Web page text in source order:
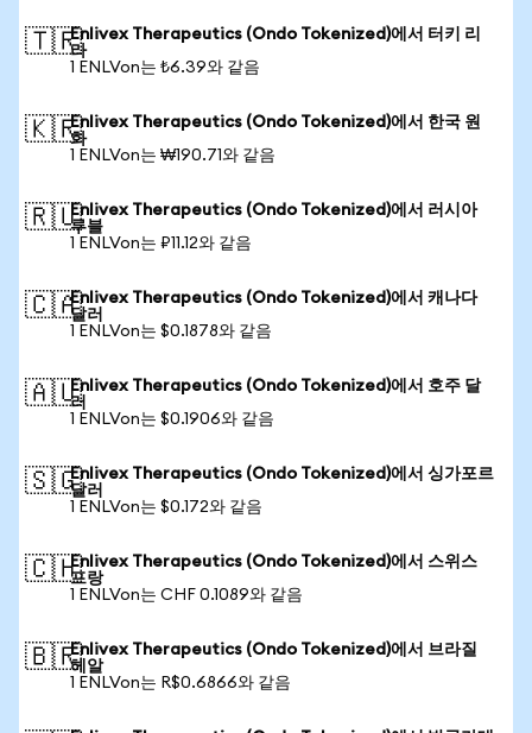
🇹🇷Enlivex Therapeutics (Ondo Tokenized)에서 터키 리
라
1 ENLVon는 ₺6.39와 같음
🇰🇷Enlivex Therapeutics (Ondo Tokenized)에서 한국 원
화
1 ENLVon는 ₩190.71와 같음
🇷🇺Enlivex Therapeutics (Ondo Tokenized)에서 러시아
루블
1 ENLVon는 ₽11.12와 같음
🇨🇦Enlivex Therapeutics (Ondo Tokenized)에서 캐나다
달러
1 ENLVon는 $0.1878와 같음
🇦🇺Enlivex Therapeutics (Ondo Tokenized)에서 호주 달
러
1 ENLVon는 $0.1906와 같음
🇸🇬Enlivex Therapeutics (Ondo Tokenized)에서 싱가포르
달러
1 ENLVon는 $0.172와 같음
🇨🇭Enlivex Therapeutics (Ondo Tokenized)에서 스위스
프랑
1 ENLVon는 CHF 0.1089와 같음
🇧🇷Enlivex Therapeutics (Ondo Tokenized)에서 브라질
헤알
1 ENLVon는 R$0.6866와 같음